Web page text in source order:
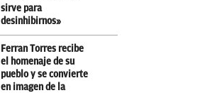
sirve para
desinhibirnos»
Ferran Torres recibe
el homenaje de su
pueblo y se convierte
en imagen de la